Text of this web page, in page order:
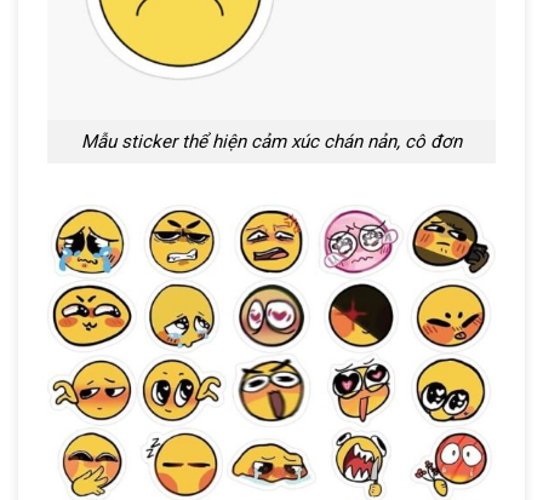
Mẫu sticker thể hiện cảm xúc chán nản, cô đơn